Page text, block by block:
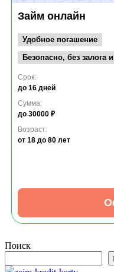
Займ онлайн
Удобное погашение
Безопасно, без залога
Срок:
до 16 дней
Сумма:
до 30000 ₽
Возраст:
от 18 до 80 лет
Поиск